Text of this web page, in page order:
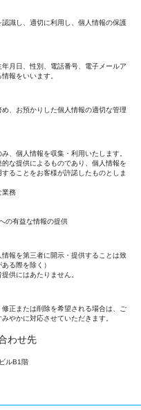
識し、適切に利用し、個人情報の保護
月日、性別、電話番号、電子メールア
報をいいます。
、お預かりした個人情報の適切な管理
、個人情報を収集・利用いたします。
な提供によるものであり、個人情報を
ることをお客様が許諾したものとしま
業務
の有益な情報の提供
報を第三者に開示・提供することは致
る際を除く）
供にはあたりません。
正または削除を希望される場合は、ご
やかに対応させていただきます。
わせ先
ルB1階